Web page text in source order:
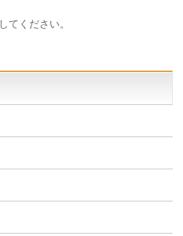
してください。